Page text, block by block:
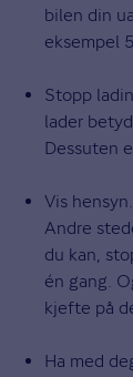
bilen din
eksempel
Stopp
lader
Dessuten
Vis
Andre
du kan,
én gang.
kjefte på
Ha med